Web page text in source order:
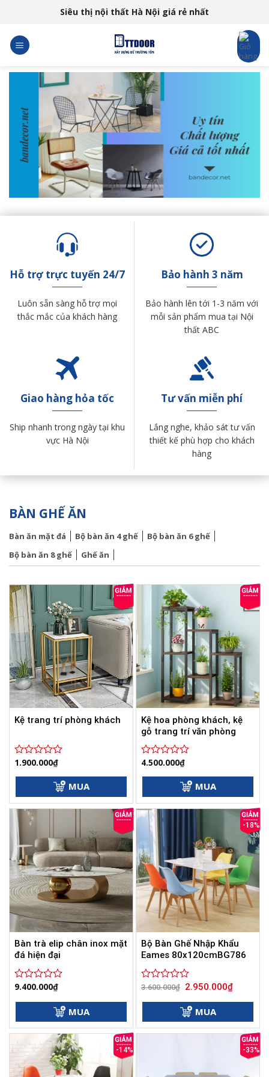
content
Siêu thị nội thất Hà Nội giá rẻ nhất
Hỗ trợ trực tuyến 24/7
Luôn sẵn sàng hỗ trợ mọi
thắc mắc của khách hàng
Bảo hành 3 năm
Bảo hành lên tới 1-3 năm với
mỗi sản phẩm mua tại Nội
thất ABC
Giao hàng hỏa tốc
Ship nhanh trong ngày tại khu
vực Hà Nội
Tư vấn miễn phí
Lắng nghe, khảo sát tư vấn
thiết kế phù hợp cho khách
hàng
BÀN GHẾ ĂN
Bàn ăn mặt đá Bộ bàn ăn 4 ghế
Bộ bàn ăn 6 ghế
Bộ bàn ăn 8 ghế
Ghế ăn
Kệ trang trí phòng khách
Được
5
sao
1.900.000₫
MUA
Kệ hoa phòng khách, kệ
gỗ trang trí văn phòng
Được
5
sao
4.500.000₫
MUA
Bàn trà elip chân inox mặt
đá hiện đại
Được
5
sao
9.400.000₫
MUA
-18%
Bộ Bàn Ghế Nhập Khẩu
Eames 80x120cmBG786
Được
5
sao
3.600.000₫ Giá
gốc
là:
3.600.000₫.
2.950.000₫Giá
hiện
tại
MUA
-14% -33%